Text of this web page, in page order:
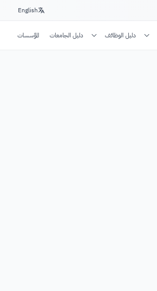
English
دليل الوظائف دليل الجامعات المؤسسات